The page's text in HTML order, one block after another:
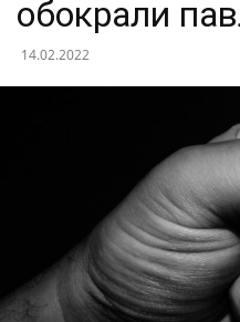
обокрали
14.02.2022